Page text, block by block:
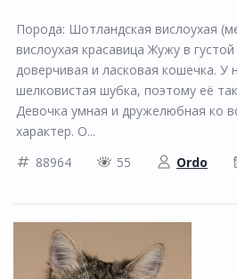
Порода: Шотландская вислоухая
вислоухая красавица Жужу в
доверчивая и ласковая кошечка. У
шелковистая шубка, поэтому её
Девочка умная и дружелюбная ко
характер. О...
88964
55 Ordo